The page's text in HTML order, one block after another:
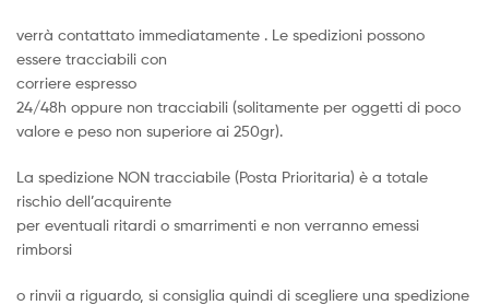
verrà contattato immediatamente . Le spedizioni possono
essere tracciabili con
corriere espresso
24/48h oppure non tracciabili (solitamente per oggetti di poco
valore e peso non superiore ai 250gr).
La spedizione NON tracciabile (Posta Prioritaria) è a totale
rischio dell’acquirente
per eventuali ritardi o smarrimenti e non verranno emessi
rimborsi
o rinvii a riguardo, si consiglia quindi di scegliere una spedizione